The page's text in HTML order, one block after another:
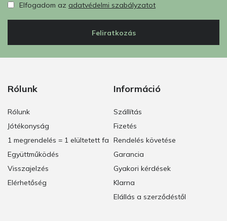
Elfogadom az adatvédelmi szabályzatot
Feliratkozás
Rólunk
Rólunk
Jótékonyság
1 megrendelés = 1 elültetett fa
Együttműködés
Visszajelzés
Elérhetőség
Információ
Szállítás
Fizetés
Rendelés követése
Garancia
Gyakori kérdések
Klarna
Elállás a szerződéstől